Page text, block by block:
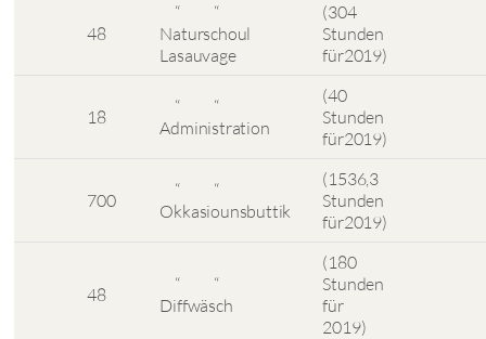
48
“ “
Naturschoul
Lasauvage
(304
Stunden
für2019)
18
“ “
Administration
(40
Stunden
für2019)
700
“ “
Okkasiounsbuttik
(1536,3
Stunden
für2019)
48
“ “
Diffwäsch
(180
Stunden
für
2019)